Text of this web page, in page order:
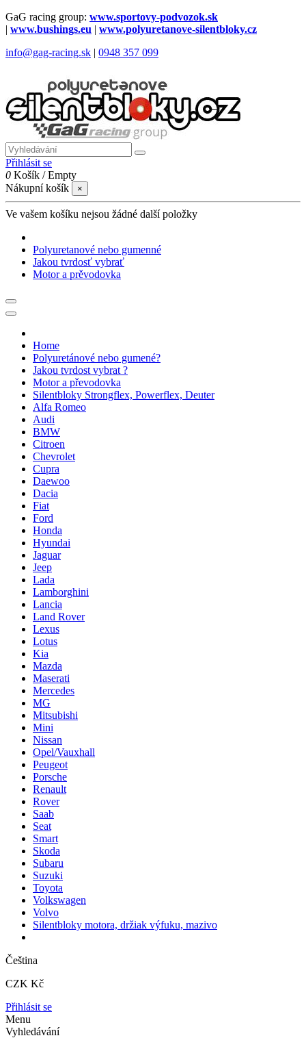
GaG racing group: www.sportovy-podvozok.sk
| www.bushings.eu | www.polyuretanove-silentbloky.cz
info@gag-racing.sk | 0948 357 099
Přihlásit se
0 Košík /Empty
Nákupní košík
×
Ve vašem košíku nejsou žádné další položky
Polyuretanové nebo gumenné
Jakou tvrdosť vybrať
Motor a prěvodovka
Home
Polyuretánové nebo gumené?
Jakou tvrdost vybrat ?
Motor a převodovka
Silentbloky Strongflex, Powerflex, Deuter
Alfa Romeo
Audi
BMW
Citroen
Chevrolet
Cupra
Daewoo
Dacia
Fiat
Ford
Honda
Hyundai
Jaguar
Jeep
Lada
Lamborghini
Lancia
Land Rover
Lexus
Lotus
Kia
Mazda
Maserati
Mercedes
MG
Mitsubishi
Mini
Nissan
Opel/Vauxhall
Peugeot
Porsche
Renault
Rover
Saab
Seat
Smart
Skoda
Subaru
Suzuki
Toyota
Volkswagen
Volvo
Silentbloky motora, držiak výfuku, mazivo
Čeština
CZK Kč
Přihlásit se
Menu
Vyhledávání